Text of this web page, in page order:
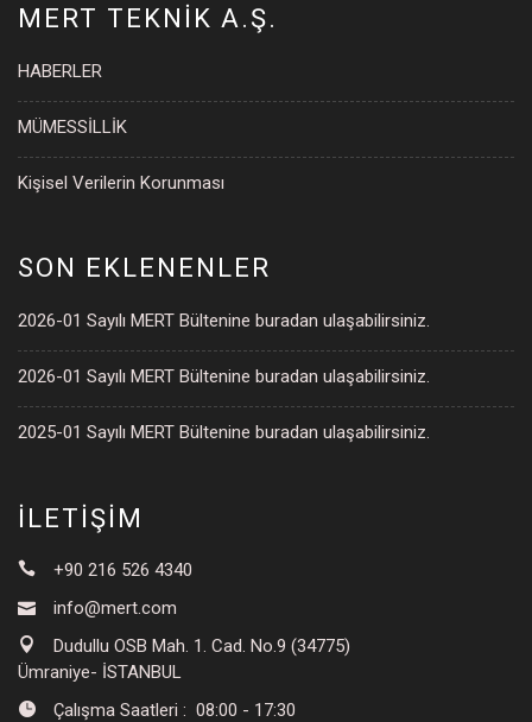
MERT TEKNİK A.Ş.
HABERLER
MÜMESSİLLİK
Kişisel Verilerin Korunması
SON EKLENENLER
2026-01 Sayılı MERT Bültenine buradan ulaşabilirsiniz.
2026-01 Sayılı MERT Bültenine buradan ulaşabilirsiniz.
2025-01 Sayılı MERT Bültenine buradan ulaşabilirsiniz.
İLETİŞİM
+90 216 526 4340
info@mert.com
Dudullu OSB Mah. 1. Cad. No.9 (34775)
Ümraniye- İSTANBUL
Çalışma Saatleri : 08:00 - 17:30